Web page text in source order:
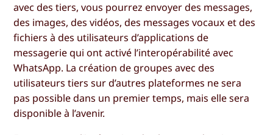
avec des tiers, vous pourrez envoyer des messages,
des images, des vidéos, des messages vocaux et des
fichiers à des utilisateurs d’applications de
messagerie qui ont activé l’interopérabilité avec
WhatsApp. La création de groupes avec des
utilisateurs tiers sur d’autres plateformes ne sera
pas possible dans un premier temps, mais elle sera
disponible à l’avenir.